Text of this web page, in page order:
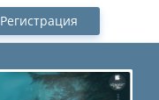
Регистрация